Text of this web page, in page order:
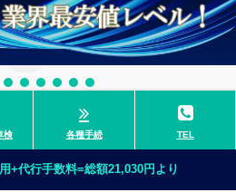
検 各種手続 TEL
+代行手数料=総額21,030円より